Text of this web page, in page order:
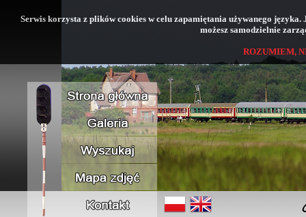
Serwis korzysta z plików cookies w celu zapamiętania używanego
możesz samodzielnie
ROZUMIEM,